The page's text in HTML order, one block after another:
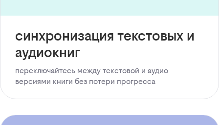
синхронизация текстовых и
аудиокниг
переключайтесь между текстовой и аудио
версиями книги без потери прогресса